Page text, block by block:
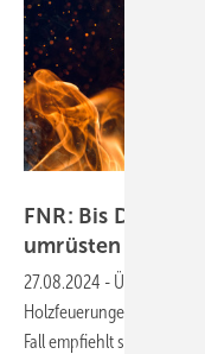
FNR: Bis
umrüsten oder
27.08.2024 -
Holzfeuerungen die
Fall empfiehlt sich dabei